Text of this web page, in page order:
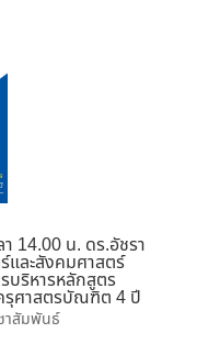
14.00 น. ดร.อัชรา
ละสังคมศาสตร์
บริหารหลักสูตร
รุศาสตรบัณฑิต 4 ปี
าสัมพันธ์